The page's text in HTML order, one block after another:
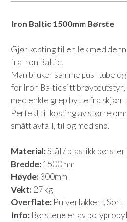
Iron Baltic 1500mm Børste
Gjør kosting til en lek med
fra Iron Baltic.
Man bruker samme pushtube
for Iron Baltic sitt brøyteutstyr,
med enkle grep bytte fra skjær
Perfekt til kosting av større
smått avfall, til og med snø.
Material:Stål / plastikk
Bredde:1500mm
Høyde:300mm
Vekt:27 kg
Overflate: Pulverlakkert, Sort
Info: Børstene er av